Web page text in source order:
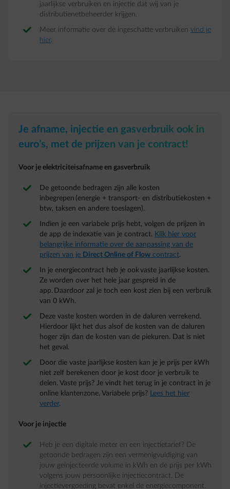
jaarlijkse verbruiken en injectie dat wij van je
distributienetbeheerder krijgen.
Meer informatie over de ingeschatte verbruiken vind je
hier.
Je afname, injectie en gasverbruik ook in
euro’s, met de prijzen van je contract!
Voor je elektriciteisafname en gasverbruik
De getoonde bedragen zijn alle kosten
inbegrepen (energie + transport- en distributiekosten +
btw, taksen en andere toeslagen).
Indien je een variabele prijs hebt, volgen de prijzen in
de app de indexatie van je contract. Klik hier voor
belangrijke informatie over de aanpassing van de
prijzen van je Direct Online of Flow contract.
In je energiecontract heb je ook vaste jaarlijkse kosten.
Ze worden over het hele jaar gespreid in de
app. Daardoor zal je toch een kost zien bij een verbruik
van 0 kWh.
Deze vaste kosten worden in de daluren verrekend.
Hierdoor lijkt het dus alsof de kosten van de daluren
hoger zijn dan de kosten van de piekuren. Dat is niet
het geval.
Door die vaste jaarlijkse kosten kan je je prijs per kWh
niet zelf berekenen door je kost door je verbruik te
delen. Vaste prijs? Je vindt het terug in je contract in je
online klantenzone. Variabele prijs? Lees het hier
verder.
Voor je injectie
Heb je een digitale meter en een injectietarief? De
getoonde bedragen zijn een vermenigvuldiging van
jouw geïnjecteerde volume in kWh en de prijs per kWh
volgens jouw persoonlijke injectiecontract. De
injectievergoeding bevat enkel de energiecomponent.